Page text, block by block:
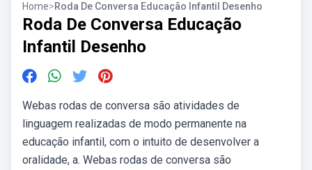
Home>Roda De Conversa Educação Infantil Desenho
Roda De Conversa Educação
Infantil Desenho
Webas rodas de conversa são atividades de
linguagem realizadas de modo permanente na
educação infantil, com o intuito de desenvolver a
oralidade, a. Webas rodas de conversa são